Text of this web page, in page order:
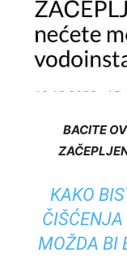
BACITE
KAKO
MOŽDA BI